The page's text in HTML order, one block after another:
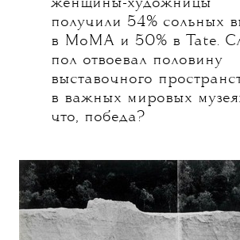
женщины-художницы
получили 54% сольных
в MoMA и 50% в Tate.
пол отвоевал половину
выставочного
в важных мировых
что, победа?